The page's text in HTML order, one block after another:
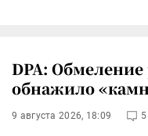
DPA:
обнажило
9 августа 2026, 18:09 5